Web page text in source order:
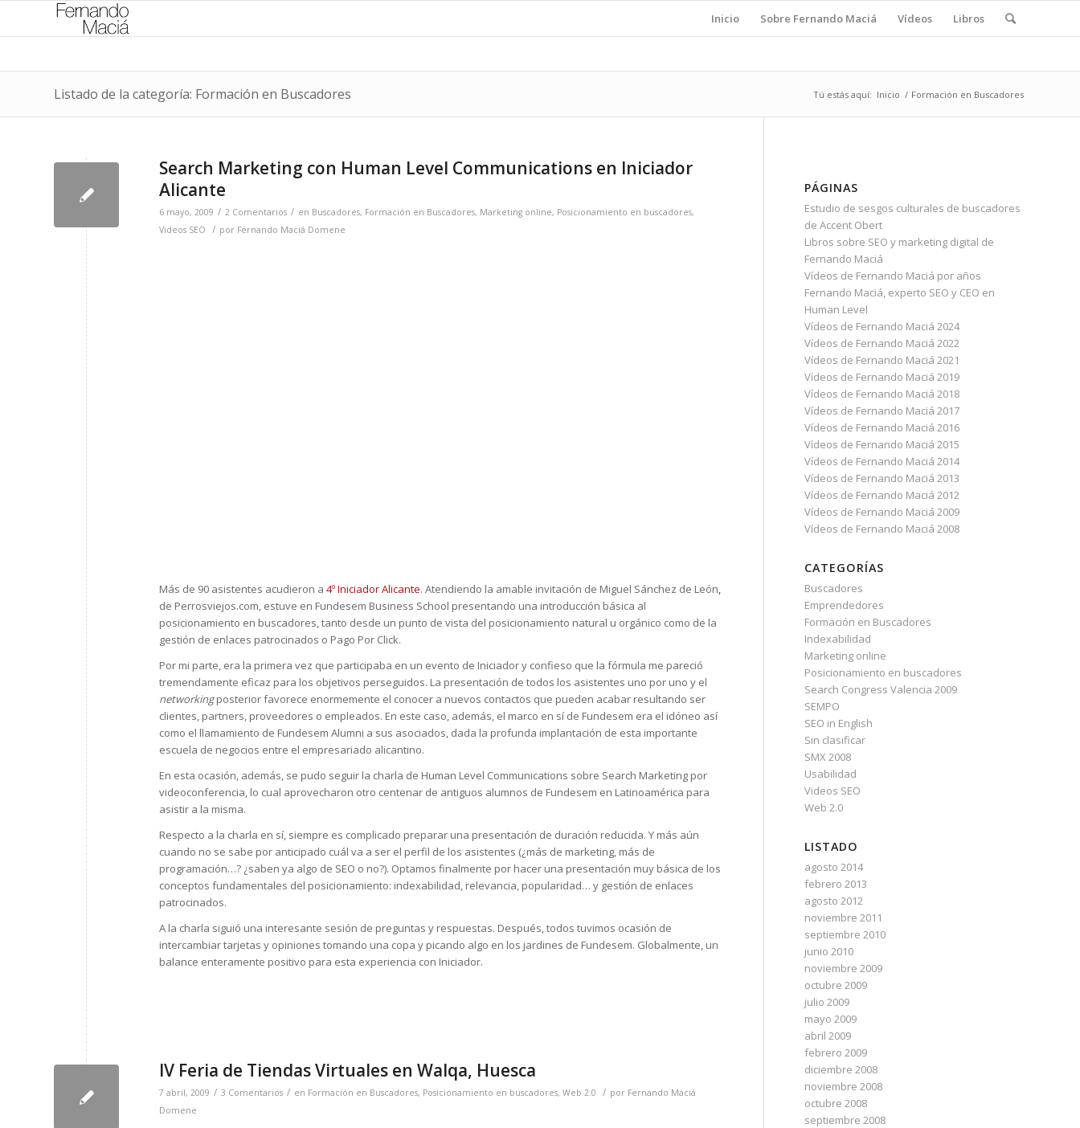
Inicio Sobre Fernando Maciá Vídeos Libros
Listado de la categoría: Formación en Buscadores Tú estás aquí: Inicio / Formación en Buscadores
Search Marketing con Human Level Communications en Iniciador
Alicante
6 mayo, 2009 / 2 Comentarios / en Buscadores, Formación en Buscadores, Marketing online, Posicionamiento en buscadores,
Videos SEO
/ por Fernando Maciá Domene
Más de 90 asistentes acudieron a 4º Iniciador Alicante. Atendiendo la amable invitación de Miguel Sánchez de León,
de Perrosviejos.com, estuve en Fundesem Business School presentando una introducción básica al
posicionamiento en buscadores, tanto desde un punto de vista del posicionamiento natural u orgánico como de la
gestión de enlaces patrocinados o Pago Por Click.
Por mi parte, era la primera vez que participaba en un evento de Iniciador y confieso que la fórmula me pareció
tremendamente eficaz para los objetivos perseguidos. La presentación de todos los asistentes uno por uno y el
networkingposterior favorece enormemente el conocer a nuevos contactos que pueden acabar resultando ser
clientes, partners, proveedores o empleados. En este caso, además, el marco en sí de Fundesem era el idóneo así
como el llamamiento de Fundesem Alumni a sus asociados, dada la profunda implantación de esta importante
escuela de negocios entre el empresariado alicantino.
En esta ocasión, además, se pudo seguir la charla de Human Level Communications sobre Search Marketing por
videoconferencia, lo cual aprovecharon otro centenar de antiguos alumnos de Fundesem en Latinoamérica para
asistir a la misma.
Respecto a la charla en sí, siempre es complicado preparar una presentación de duración reducida. Y más aún
cuando no se sabe por anticipado cuál va a ser el perfil de los asistentes (¿más de marketing, más de
programación…? ¿saben ya algo de SEO o no?). Optamos finalmente por hacer una presentación muy básica de los
conceptos fundamentales del posicionamiento: indexabilidad, relevancia, popularidad… y gestión de enlaces
patrocinados.
A la charla siguió una interesante sesión de preguntas y respuestas. Después, todos tuvimos ocasión de
intercambiar tarjetas y opiniones tomando una copa y picando algo en los jardines de Fundesem. Globalmente, un
balance enteramente positivo para esta experiencia con Iniciador.
IV Feria de Tiendas Virtuales en Walqa, Huesca
7 abril, 2009 / 3 Comentarios / en Formación en Buscadores, Posicionamiento en buscadores, Web 2.0 / por Fernando Maciá
Domene
PÁGINAS
Estudio de sesgos culturales de buscadores
de Accent Obert
Libros sobre SEO y marketing digital de
Fernando Maciá
Vídeos de Fernando Maciá por años
Fernando Maciá, experto SEO y CEO en
Human Level
Vídeos de Fernando Maciá 2024
Vídeos de Fernando Maciá 2022
Vídeos de Fernando Maciá 2021
Vídeos de Fernando Maciá 2019
Vídeos de Fernando Maciá 2018
Vídeos de Fernando Maciá 2017
Vídeos de Fernando Maciá 2016
Vídeos de Fernando Maciá 2015
Vídeos de Fernando Maciá 2014
Vídeos de Fernando Maciá 2013
Vídeos de Fernando Maciá 2012
Vídeos de Fernando Maciá 2009
Vídeos de Fernando Maciá 2008
CATEGORÍAS
Buscadores
Emprendedores
Formación en Buscadores
Indexabilidad
Marketing online
Posicionamiento en buscadores
Search Congress Valencia 2009
SEMPO
SEO in English
Sin clasificar
SMX 2008
Usabilidad
Videos SEO
Web 2.0
LISTADO
agosto 2014
febrero 2013
agosto 2012
noviembre 2011
septiembre 2010
junio 2010
noviembre 2009
octubre 2009
julio 2009
mayo 2009
abril 2009
febrero 2009
diciembre 2008
noviembre 2008
octubre 2008
septiembre 2008